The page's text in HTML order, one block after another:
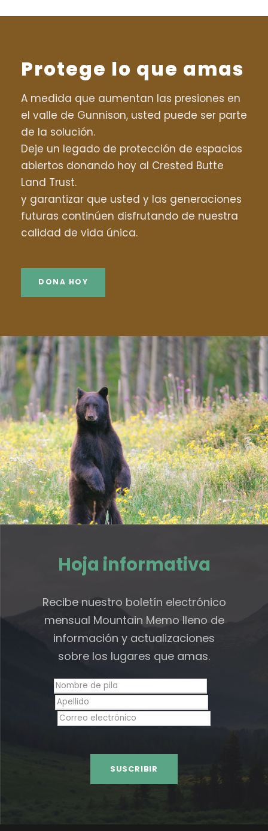
Protege lo que amas
A medida que aumentan las presiones en
el valle de Gunnison, usted puede ser parte
de la solución.
Deje un legado de protección de espacios
abiertos donando hoy al Crested Butte
Land Trust.
y garantizar que usted y las generaciones
futuras continúen disfrutando de nuestra
calidad de vida única.
DONA HOY
Hoja informativa
Recibe nuestro boletín electrónico
mensual Mountain Memo lleno de
información y actualizaciones
sobre los lugares que amas.